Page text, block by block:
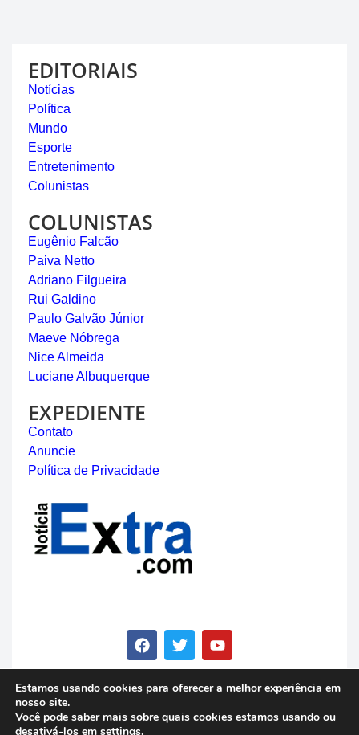
EDITORIAIS
Notícias
Política
Mundo
Esporte
Entretenimento
Colunistas
COLUNISTAS
Eugênio Falcão
Paiva Netto
Adriano Filgueira
Rui Galdino
Paulo Galvão Júnior
Maeve Nóbrega
Nice Almeida
Luciane Albuquerque
EXPEDIENTE
Contato
Anuncie
Política de Privacidade
© Copyright 2023 - Notícia Extra - Todos os direitos
reservados
Estamos usando cookies para oferecer a melhor experiência em
nosso site.
Você pode saber mais sobre quais cookies estamos usando ou
desativá-los em settings.